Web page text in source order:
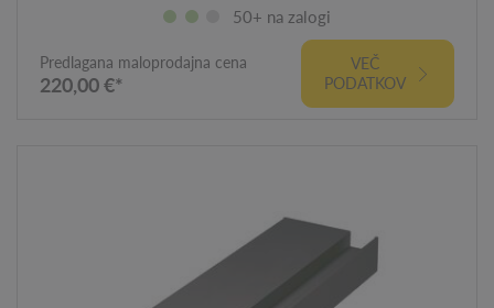
50+ na zalogi
Predlagana maloprodajna cena
220,00 €*
VEČ
PODATKOV